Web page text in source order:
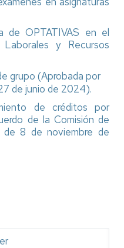
de OPTATIVAS en el
y Recursos
grupo (Aprobada por
de junio de 2024).
de créditos por
de la Comisión de
de 8 de noviembre de